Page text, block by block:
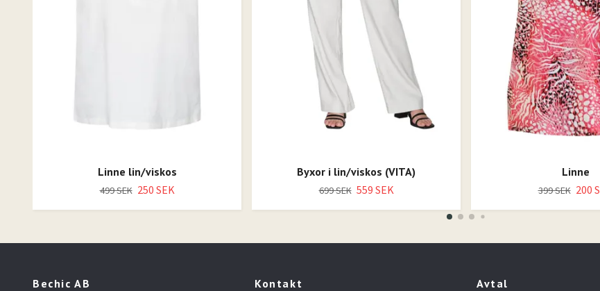
Linne lin/viskos
499 SEK 250 SEK
Byxor i lin/viskos (VITA)
699 SEK 559 SEK
Linne
399 SEK 200
Bechic AB Kontakt Avtal